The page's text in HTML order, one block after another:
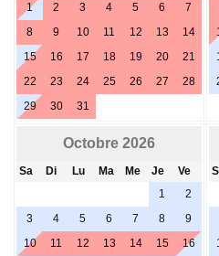
1 2 3 4 5 6
7
8
9 10 11 12 13
14
15
16 17 18 19 20
21
22
23 24 25 26 27
28
29
30 31
Octobre 2026
Sa Di Lu Ma Me Je
Ve
1
2
3
4 5 6 7 8
9
10
11 12 13 14 15
16